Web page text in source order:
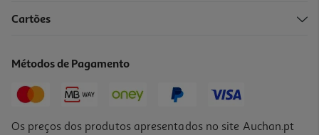
Cartões
Métodos de Pagamento
Os preços dos produtos apresentados no site Auchan.pt